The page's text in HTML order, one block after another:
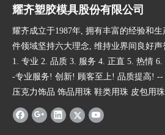
耀齐塑胶模具股份有限公司
耀齐成立于1987年, 拥有丰富的经验和
件领域坚持六大理念, 维持业界间良好
1. 专业 2. 品质 3. 服务 4. 正直 5. 热情
-专业服务! 创新! 顾客至上! 品质提高! --
压克力饰品 饰品用珠 鞋类用珠 皮包用